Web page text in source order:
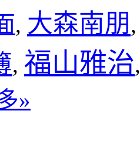
, 大森南朋
, 福山雅治
»